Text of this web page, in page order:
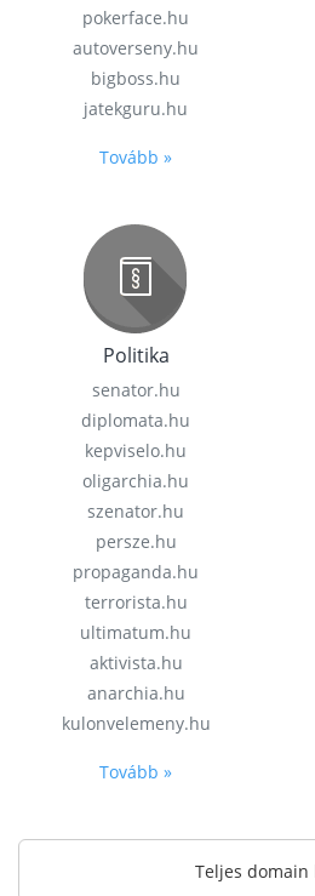
pokerface.hu
autoverseny.hu
bigboss.hu
jatekguru.hu
Tovább »
Politika
senator.hu
diplomata.hu
kepviselo.hu
oligarchia.hu
szenator.hu
persze.hu
propaganda.hu
terrorista.hu
ultimatum.hu
aktivista.hu
anarchia.hu
kulonvelemeny.hu
Tovább »
Teljes domain